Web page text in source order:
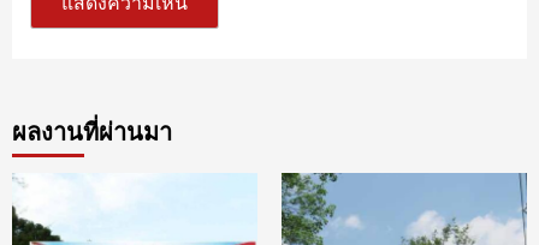
ผลงานที่ผ่านมา